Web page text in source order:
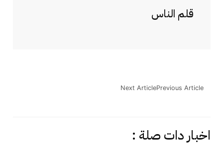
قلم الناس
Previous Article
Next Article
اخبار دات صلة :